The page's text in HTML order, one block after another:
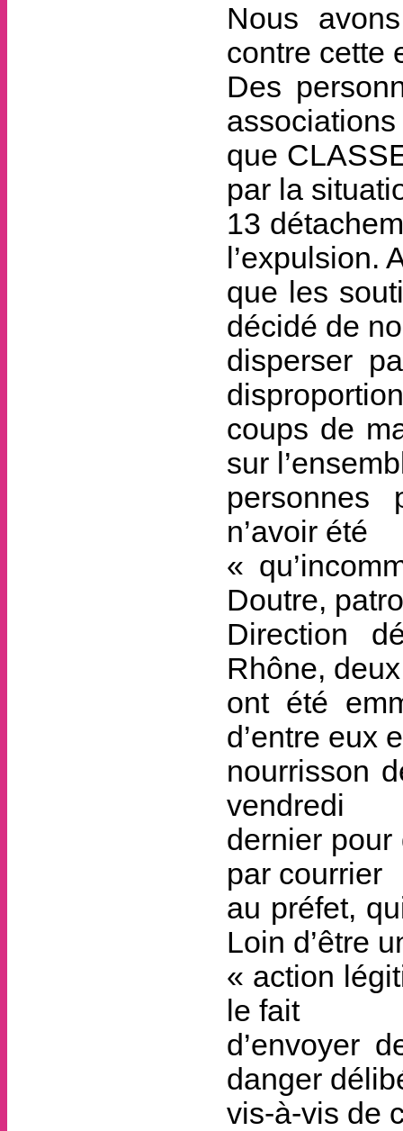
Nous
contre cette
Des
que
par la
13
l’expulsion.
que les
décidé de
disperser
coups de
sur
personnes
n’avoir été
«
Doutre,
Direction
Rhône,
ont été
d’entre eux
nourrisson
vendredi
dernier
par courrier
au préfet,
Loin d’être
« action
le fait
d’envoyer
danger
vis-à-vis de